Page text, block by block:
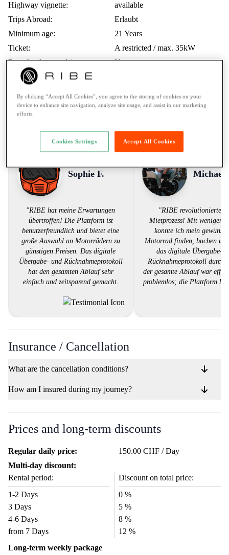
Highway vignette:
available
Trips Abroad:
Erlaubt
Minimum age:
21 Years
Ticket:
A restricted / max. 35kW
Rental to learner drivers:
No
Road assistance:
Sophie F.
"RIBE hat meine Erwartungen
übertroffen! Die Plattform ist
benutzerfreundlich und bietet eine
große Auswahl an Motorrädern zu
günstigen Preisen. Das digitale
Übergabe- und Rücknahmeprotokoll
hat den gesamten Ablauf sehr
einfach und zeitsparend gemacht.
hilfsbereit und reagierte schnell auf
bürokratischem Aufwand
Michael
"RIBE revolutionierte
Mietprozess! Mit wenigen
konnte ich mein
Motorrad finden, buchen
das digitale Übergabe-
Rücknahmeprotokoll
der gesamte Ablauf war
problemlos; die Plattform
Insurance / Cancellation
What are the cancellation conditions?
How am I insured during my journey?
Prices and long-term discounts
Regular daily price:
150.00 CHF / Day
Multi-day discount:
Rental period:
Discount on total price:
1-2 Days
0 %
3 Days
5 %
4-6 Days
8 %
from 7 Days
12 %
Long-term weekly package
By clicking “Accept All Cookies”, you agree to the storing of cookies on your
device to enhance site navigation, analyze site usage, and assist in our marketing
efforts.
Accept All Cookies
Cookies Settings